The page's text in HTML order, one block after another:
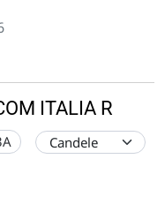
ITALIA R